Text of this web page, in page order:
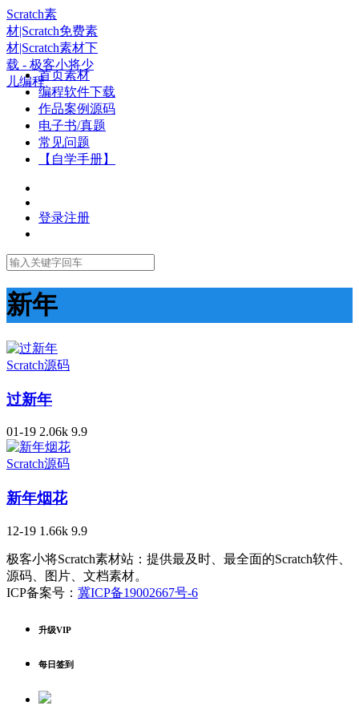
Scratch素
材|Scratch免费素
材|Scratch素材下
载 - 极客小将少
儿编程首页素材
编程软件下载
作品案例源码
电子书/真题
常见问题
【自学手册】
登录注册
新年
Scratch源码
过新年
01-19 2.06k 9.9
Scratch源码
新年烟花
12-19 1.66k 9.9
极客小将Scratch素材站：提供最及时、最全面的Scratch软件、
源码、图片、文档素材。
ICP备案号： 冀ICP备19002667号-6
升级VIP
每日签到